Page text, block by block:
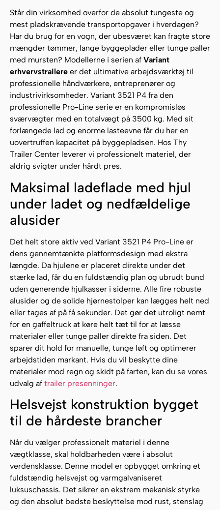
Står din virksomhed overfor de absolut tungeste og
mest pladskrævende transportopgaver i hverdagen?
Har du brug for en vogn, der ubesværet kan fragte store
mængder tømmer, lange byggeplader eller tunge paller
med mursten? Modellerne i serien af Variant
erhvervstrailere er det ultimative arbejdsværktøj til
professionelle håndværkere, entreprenører og
industrivirksomheder. Variant 3521 P4 fra den
professionelle Pro-Line serie er en kompromisløs
sværvægter med en totalvægt på 3500 kg. Med sit
forlængede lad og enorme lasteevne får du her en
uovertruffen kapacitet på byggepladsen. Hos Thy
Trailer Center leverer vi professionelt materiel, der
aldrig svigter under hårdt pres.
Maksimal ladeflade med hjul
under ladet og nedfældelige
alusider
Det helt store aktiv ved Variant 3521 P4 Pro-Line er
dens gennemtænkte platformsdesign med ekstra
længde. Da hjulene er placeret direkte under det
stærke lad, får du en fuldstændig plan og ubrudt bund
uden generende hjulkasser i siderne. Alle fire robuste
alusider og de solide hjørnestolper kan lægges helt ned
eller tages af på få sekunder. Det gør det utroligt nemt
for en gaffeltruck at køre helt tæt til for at læsse
materialer eller tunge paller direkte fra siden. Det
sparer dit hold for manuelle, tunge løft og optimerer
arbejdstiden markant. Hvis du vil beskytte dine
materialer mod regn og skidt på farten, kan du se vores
udvalg af trailer presenninger.
Helsvejst konstruktion bygget
til de hårdeste brancher
Når du vælger professionelt materiel i denne
vægtklasse, skal holdbarheden være i absolut
verdensklasse. Denne model er opbygget omkring et
fuldstændig helsvejst og varmgalvaniseret
luksuschassis. Det sikrer en ekstrem mekanisk styrke
og den absolut bedste beskyttelse mod rust, stenslag